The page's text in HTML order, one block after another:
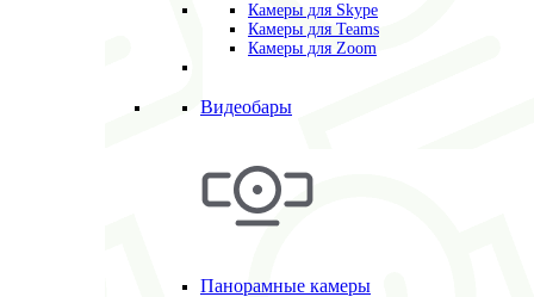
Камеры для Skype
Камеры для Teams
Камеры для Zoom
Видеобары
Панорамные камеры